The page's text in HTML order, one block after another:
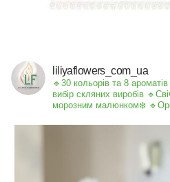
liliyaflowers_com_ua
🔹30 кольорів та 8
вибір скляних виробів
морозним малюнком❄️